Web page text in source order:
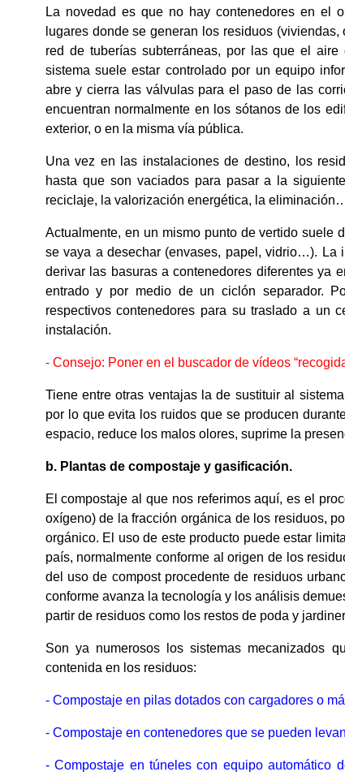
La novedad es que no hay contenedores en el
lugares donde se generan los residuos
red de tuberías subterráneas, por las que el
sistema suele estar controlado por un equipo
abre y cierra las válvulas para el paso de las
encuentran normalmente en los sótanos de los
exterior, o en la misma vía pública.
Una vez en las instalaciones de destino, los
hasta que son vaciados para pasar a la
reciclaje, la valorización energética, la
Actualmente, en un mismo punto de vertido suele
se vaya a desechar (envases, papel, vidrio…). La
derivar las basuras a contenedores diferentes ya
entrado y por medio de un ciclón separador.
respectivos contenedores para su traslado a un
instalación.
- Consejo: Poner en el buscador de vídeos
Tiene entre otras ventajas la de sustituir al
por lo que evita los ruidos que se producen
espacio, reduce los malos olores, suprime la
b. Plantas de compostaje y gasificación.
El compostaje al que nos referimos aquí, es el
oxígeno) de la fracción orgánica de los residuos,
orgánico. El uso de este producto puede estar
país, normalmente conforme al origen de los
del uso de compost procedente de residuos
conforme avanza la tecnología y los análisis
partir de residuos como los restos de poda y
Son ya numerosos los sistemas mecanizados
contenida en los residuos:
- Compostaje en pilas dotados con cargadores o
- Compostaje en contenedores que se pueden
- Compostaje en túneles con equipo automático